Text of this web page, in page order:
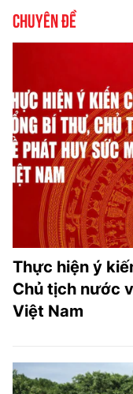
Chuyên đề
Thực hiện ý
Chủ tịch nước
Việt Nam